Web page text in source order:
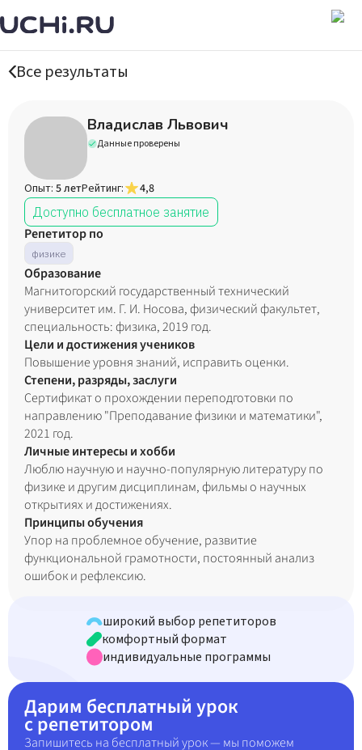
Все результаты
Владислав Львович
Данные проверены
Опыт: 5 летРейтинг:
4,8
Доступно бесплатное занятие
Репетитор по
физике
Образование
Магнитогорский государственный технический
университет им. Г. И. Носова, физический факультет,
специальность: физика, 2019 год.
Цели и достижения учеников
Повышение уровня знаний, исправить оценки.
Степени, разряды, заслуги
Сертификат о прохождении переподготовки по
направлению "Преподавание физики и математики",
2021 год.
Личные интересы и хобби
Люблю научную и научно-популярную литературу по
физике и другим дисциплинам, фильмы о научных
открытиях и достижениях.
Принципы обучения
Упор на проблемное обучение, развитие
функциональной грамотности, постоянный анализ
ошибок и рефлексию.
широкий выбор репетиторов
комфортный формат
индивидуальные программы
Дарим бесплатный урок
с репетитором
Запишитесь на бесплатный урок — мы поможем